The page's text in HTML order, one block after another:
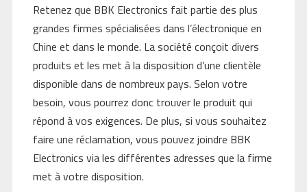
Retenez que BBK Electronics fait partie des plus
grandes firmes spécialisées dans l’électronique en
Chine et dans le monde. La société conçoit divers
produits et les met à la disposition d’une clientèle
disponible dans de nombreux pays. Selon votre
besoin, vous pourrez donc trouver le produit qui
répond à vos exigences. De plus, si vous souhaitez
faire une réclamation, vous pouvez joindre BBK
Electronics via les différentes adresses que la firme
met à votre disposition.